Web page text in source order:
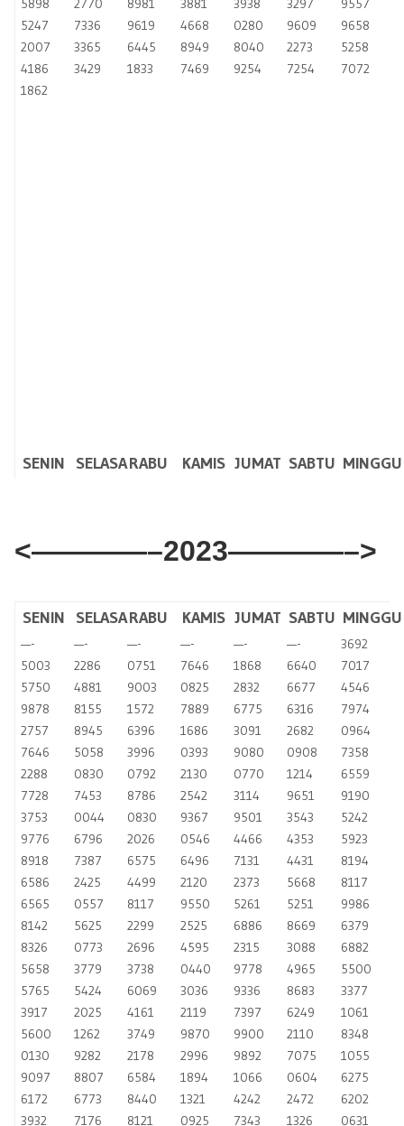
5898
2770 8981 3881 3938 3297
9557
5247
7336 9619 4668 0280 9609
9658
2007
3365 6445 8949 8040 2273
5258
4186
3429 1833 7469 9254 7254
7072
1862
SENIN SELASARABU KAMIS JUMAT SABTU MINGGU
<————–2023————–>
SENIN SELASARABU KAMIS JUMAT SABTU MINGGU
—- —- —- —- —- —-
3692
5003
2286 0751 7646 1868 6640
7017
5750
4881 9003 0825 2832 6677
4546
9878
8155 1572 7889 6775 6316
7974
2757
8945 6396 1686 3091 2682
0964
7646
5058 3996 0393 9080 0908
7358
2288
0830 0792 2130 0770 1214
6559
7728
7453 8786 2542 3114 9651
9190
3753
0044 0830 9367 9501 3543
5242
9776
6796 2026 0546 4466 4353
5923
8918
7387 6575 6496 7131 4431
8194
6586
2425 4499 2120 2373 5668
8117
6565
0557 8117 9550 5261 5251
9986
8142
5625 2299 2525 6886 8669
6379
8326
0773 2696 4595 2315 3088
6882
5658
3779 3738 0440 9778 4965
5500
5765
5424 6069 3036 9336 8683
3377
3917
2025 4161 2119 7397 6249
1061
5600
1262 3749 9870 9900 2110
8348
0130
9282 2178 2996 9892 7075
1055
9097
8807 6584 1894 1066 0604
6275
6172
6773 8440 1321 4242 2472
6202
3932
7176 8121 0925 7343 1326 0631